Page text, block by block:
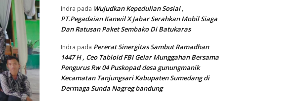
Indra pada Wujudkan Kepedulian Sosial ,
PT.Pegadaian Kanwil X Jabar Serahkan Mobil Siaga
Dan Ratusan Paket Sembako Di Batukaras
Indra pada Pererat Sinergitas Sambut Ramadhan
1447 H , Ceo Tabloid FBI Gelar Munggahan Bersama
Pengurus Rw 04 Puskopad desa gunungmanik
Kecamatan Tanjungsari Kabupaten Sumedang di
Dermaga Sunda Nagreg bandung